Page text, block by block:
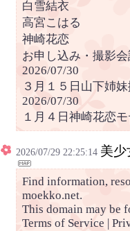
白雪結衣
高宮こはる
神崎花恋
お申し込み・撮影会
2026/07/30
３月１５日山下姉
2026/07/30
１月４日神崎花恋
2026/07/29 22:25:14 美少
Find information,
moekko.net.
This domain may be
Terms of Service |